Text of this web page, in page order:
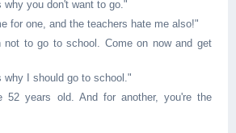
you don't want to go."
for one, and the teachers hate me also!"
not to go to school. Come on now and get
why I should go to school."
52 years old. And for another, you're the